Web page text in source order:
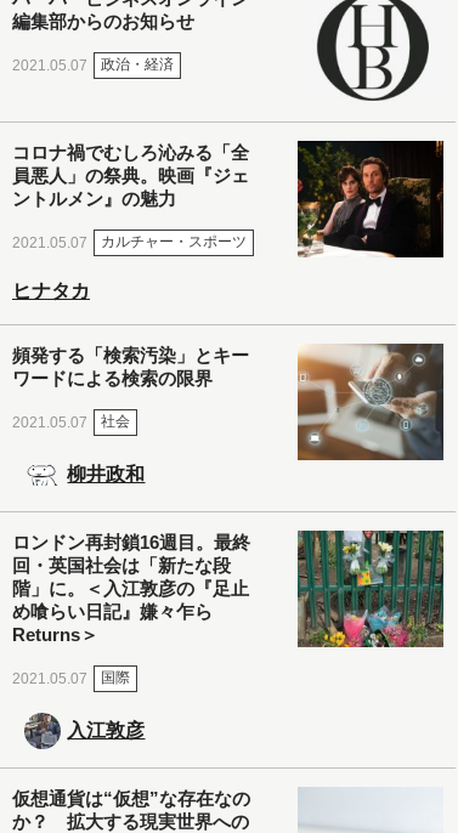
編集部からのお知らせ
2021.05.07 政治・経済
コロナ禍でむしろ沁みる「全
員悪人」の祭典。映画『ジェ
ントルメン』の魅力
2021.05.07 カルチャー・スポーツ
ヒナタカ
頻発する「検索汚染」とキー
ワードによる検索の限界
2021.05.07 社会
柳井政和
ロンドン再封鎖16週目。最終
回・英国社会は「新たな段
階」に。＜入江敦彦の『足止
め喰らい日記』嫌々乍ら
Returns＞
2021.05.07 国際
入江敦彦
仮想通貨は“仮想”な存在なの
か？ 拡大する現実世界への